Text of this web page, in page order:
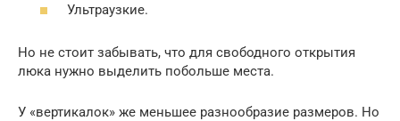
Ультраузкие.
Но не стоит забывать, что для свободного открытия
люка нужно выделить побольше места.
У «вертикалок» же меньшее разнообразие размеров. Но